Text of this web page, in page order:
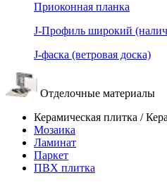
Приоконная планка
J-Профиль широкий
J-фаска (ветровая доска)
Отделочные материалы
Керамическая плитка /
Мозаика
Ламинат
Паркет
ПВХ плитка